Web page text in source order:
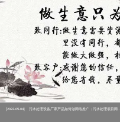
[2022-05-29] 实体门店如何做网络推广吸引客户，实体店网络营销技巧...
[2022-05-04] 污水处理设备厂家产品如何做网络推广（污水处理项目网...